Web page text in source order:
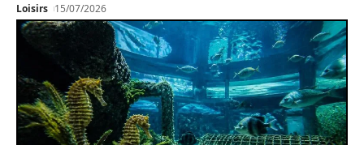
Loisirs 15/07/2026